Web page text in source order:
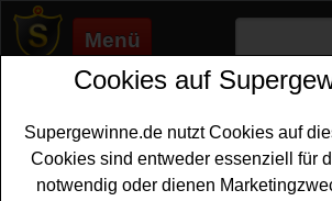
Menü
Supergewinne.de>Gewinnspiele>Sonstige
Anzeige:
Anzeige:
Cookies auf
Supergewinne.de nutzt Cookies auf
Cookies sind entweder essenziell für
notwendig oder dienen